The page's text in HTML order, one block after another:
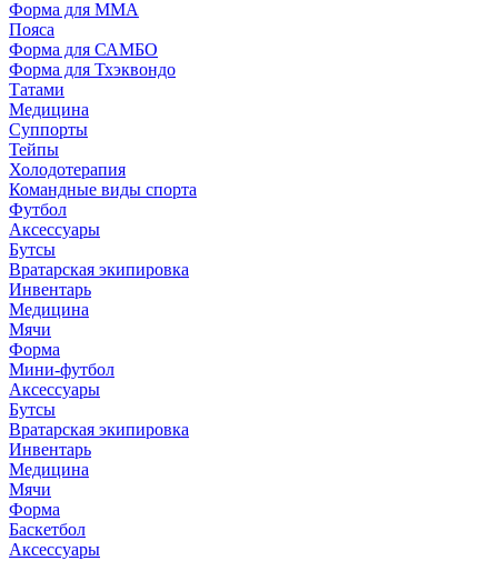
Форма для MMA
Пояса
Форма для САМБО
Форма для Тхэквондо
Татами
Медицина
Суппорты
Тейпы
Холодотерапия
Командные виды спорта
Футбол
Аксессуары
Бутсы
Вратарская экипировка
Инвентарь
Медицина
Мячи
Форма
Мини-футбол
Аксессуары
Бутсы
Вратарская экипировка
Инвентарь
Медицина
Мячи
Форма
Баскетбол
Аксессуары